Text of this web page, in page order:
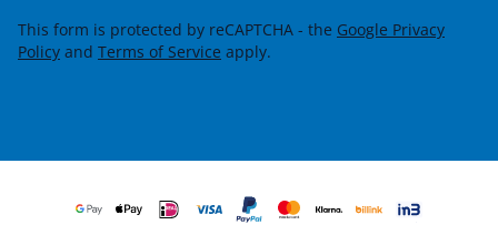
This form is protected by reCAPTCHA - the Google Privacy
Policy and Terms of Service apply.